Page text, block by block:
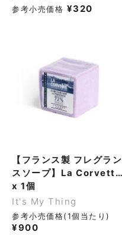
参考小売価格 ¥320
【フランス製 フレグラン
スソープ】La Corvette
サボン・ド・プロヴァン
ス ラベンダー 300g
x 1個
It's My Thing
参考小売価格(1個当たり)
¥900